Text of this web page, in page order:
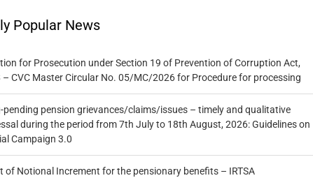
Popular News
for Prosecution under Section 19 of Prevention of Corruption Act,
– CVC Master Circular No. 05/MC/2026 for Procedure for processing
pending pension grievances/claims/issues – timely and qualitative
during the period from 7th July to 18th August, 2026: Guidelines on
Campaign 3.0
of Notional Increment for the pensionary benefits – IRTSA